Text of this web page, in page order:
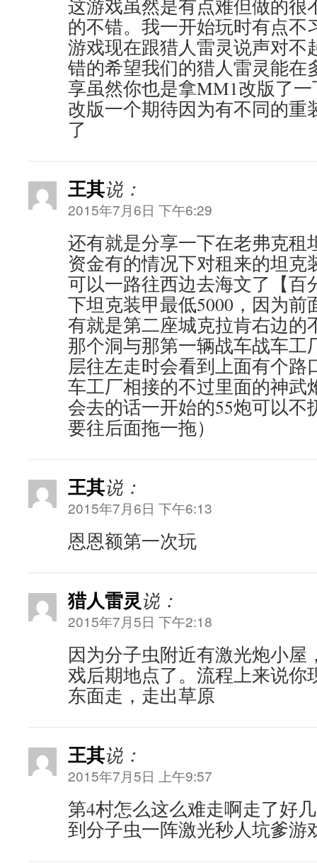
这游戏虽然是有点难但做的很
的不错。我一开始玩时有点不
游戏现在跟猎人雷灵说声对不
错的希望我们的猎人雷灵能在
享虽然你也是拿MM1改版了
改版一个期待因为有不同的重
了
王其说：
2015年7月6日 下午6:29
还有就是分享一下在老弗克租
资金有的情况下对租来的坦克
可以一路往西边去海文了【百
下坦克装甲最低5000，因为
有就是第二座城克拉肯右边的
那个洞与那第一辆战车战车工
层往左走时会看到上面有个路
车工厂相接的不过里面的神武
会去的话一开始的55炮可以不
要往后面拖一拖）
王其说：
2015年7月6日 下午6:13
恩恩额第一次玩
猎人雷灵说：
2015年7月5日 下午2:18
因为分子虫附近有激光炮小屋
戏后期地点了。流程上来说你
东面走，走出草原
王其说：
2015年7月5日 上午9:57
第4村怎么这么难走啊走了好
到分子虫一阵激光秒人坑爹游